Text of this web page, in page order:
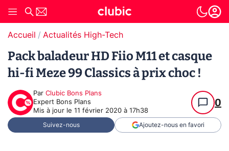
Accueil Actualités High-Tech
Pack baladeur HD Fiio M11 et casque
hi-fi Meze 99 Classics à prix choc !
Par Clubic Bons Plans
Expert Bons Plans
Mis à jour le 11 février 2020 à 17h38
0
Suivez-nous Ajoutez-nous en favori